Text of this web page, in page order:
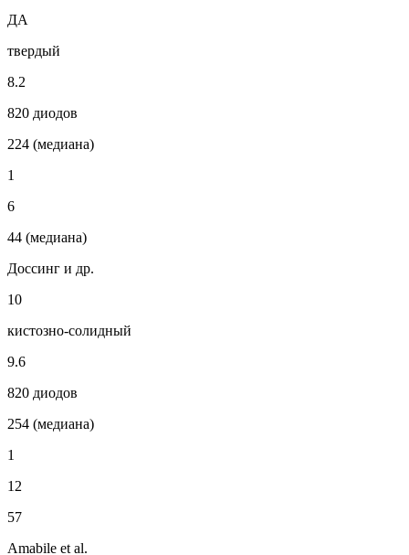
ДА
твердый
8.2
820 диодов
224 (медиана)
1
6
44 (медиана)
Доссинг и др.
10
кистозно-солидный
9.6
820 диодов
254 (медиана)
1
12
57
Amabile et al.